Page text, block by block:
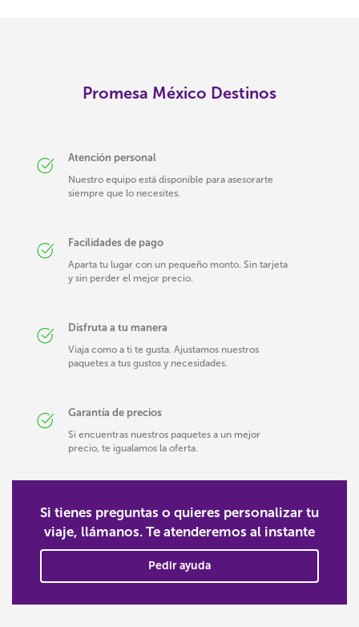
Promesa México Destinos
Atención personal
Nuestro equipo está disponible para asesorarte
siempre que lo necesites.
Facilidades de pago
Aparta tu lugar con un pequeño monto. Sin tarjeta
y sin perder el mejor precio.
Disfruta a tu manera
Viaja como a ti te gusta. Ajustamos nuestros
paquetes a tus gustos y necesidades.
Garantía de precios
Si encuentras nuestros paquetes a un mejor
precio, te igualamos la oferta.
Si tienes preguntas o quieres personalizar tu
viaje, llámanos. Te atenderemos al instante
Pedir ayuda